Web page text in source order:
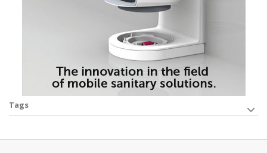
Tags